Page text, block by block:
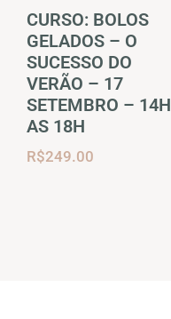
CURSO: BOLOS
GELADOS – O
SUCESSO DO
VERÃO – 17
SETEMBRO – 14H
AS 18H
R$249.00